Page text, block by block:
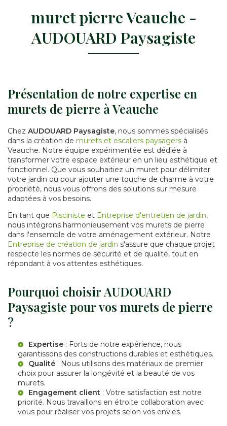
muret pierre Veauche -
AUDOUARD Paysagiste
Présentation de notre expertise en
murets de pierre à Veauche
Chez AUDOUARD Paysagiste, nous sommes spécialisés
dans la création de murets et escaliers paysagers à
Veauche. Notre équipe expérimentée est dédiée à
transformer votre espace extérieur en un lieu esthétique et
fonctionnel. Que vous souhaitiez un muret pour délimiter
votre jardin ou pour ajouter une touche de charme à votre
propriété, nous vous offrons des solutions sur mesure
adaptées à vos besoins.
En tant que Pisciniste et Entreprise d'entretien de jardin,
nous intégrons harmonieusement vos murets de pierre
dans l'ensemble de votre aménagement extérieur. Notre
Entreprise de création de jardin s'assure que chaque projet
respecte les normes de sécurité et de qualité, tout en
répondant à vos attentes esthétiques.
Pourquoi choisir AUDOUARD
Paysagiste pour vos murets de pierre
?
Expertise : Forts de notre expérience, nous
garantissons des constructions durables et esthétiques.
Qualité : Nous utilisons des matériaux de premier
choix pour assurer la longévité et la beauté de vos
murets.
Engagement client : Votre satisfaction est notre
priorité. Nous travaillons en étroite collaboration avec
vous pour réaliser vos projets selon vos envies.